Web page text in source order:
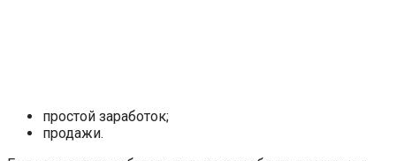
простой заработок;
продажи.